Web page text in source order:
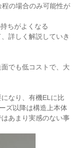
の場合のみ可能性が
ちがよくなる
詳しく解説していき
でも低コストで、大
なり、有機ELに比
ズ以降は構造上本体
あまり実感のない事